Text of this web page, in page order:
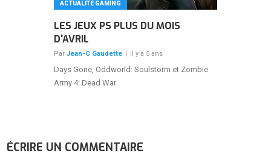
ACTUALITÉ GAMING
LES JEUX PS PLUS DU MOIS
D'AVRIL
Par Jean-C Gaudette | il y a 5 ans
Days Gone, Oddworld: Soulstorm et Zombie
Army 4: Dead War
ÉCRIRE UN COMMENTAIRE